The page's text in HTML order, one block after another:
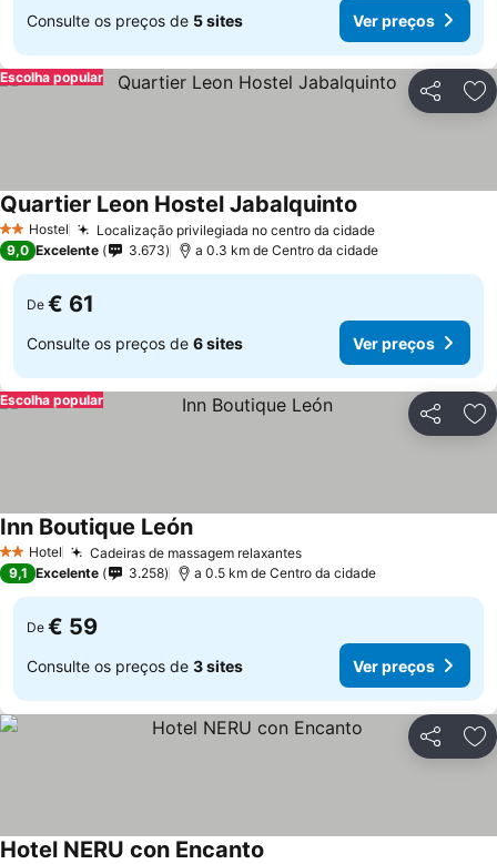
Consulte os preços de 5 sites Ver preços
Partilhar
Escolha popular
2 Estrelas
Hostel Localização privilegiada no centro da cidadeVer preços
Quartier Leon Hostel Jabalquinto
9,0 Excelente 3.673 a 0.3 km de Centro da cidade
De € 61
Consulte os preços de 6 sites Ver preços
Partilhar
Escolha popular
2 Estrelas
Hotel Cadeiras de massagem relaxantesVer preços
Inn Boutique LeónVer preços
9,1 Excelente 3.258 a 0.5 km de Centro da cidade
De € 59
Consulte os preços de 3 sites Ver preços
Partilhar
Hotel NERU con Encanto